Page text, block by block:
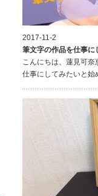
2017-11-2
筆文字の作品を仕事に
こんにちは、蓮見可奈
仕事にしてみたいと始